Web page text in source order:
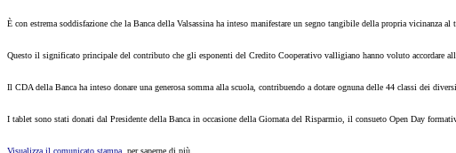
È con estrema soddisfazione che la Banca della Valsassina ha inteso manifestare un segno tangibile della propria vicinanza
Questo il significato principale del contributo che gli esponenti del Credito Cooperativo valligiano hanno voluto accordare
Il CDA della Banca ha inteso donare una generosa somma alla scuola, contribuendo a dotare ognuna delle 44 classi dei
I tablet sono stati donati dal Presidente della Banca in occasione della Giornata del Risparmio, il consueto Open Day
Visualizza il comunicato stampa per saperne di più.